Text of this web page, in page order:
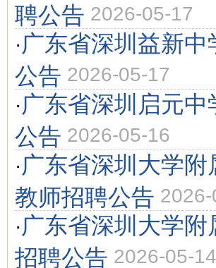
聘公告 2026-05-17
· 广东省深圳益新
公告 2026-05-17
· 广东省深圳启元
公告 2026-05-16
· 广东省深圳大学
教师招聘公告
· 广东省深圳大学
招聘公告 2026-05-14